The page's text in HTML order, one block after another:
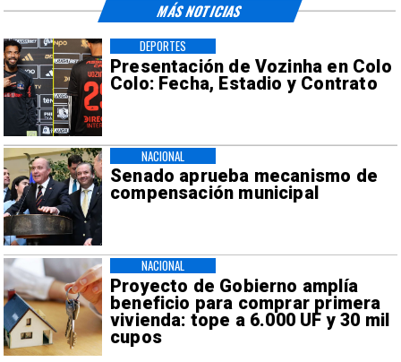
Presentación de Vozinha en Colo
Colo: Fecha, Estadio y Contrato
DEPORTES
Senado aprueba mecanismo de
compensación municipal
NACIONAL
Proyecto de Gobierno amplía
beneficio para comprar primera
vivienda: tope a 6.000 UF y 30 mil
cupos
NACIONAL
MÁS NOTICIAS